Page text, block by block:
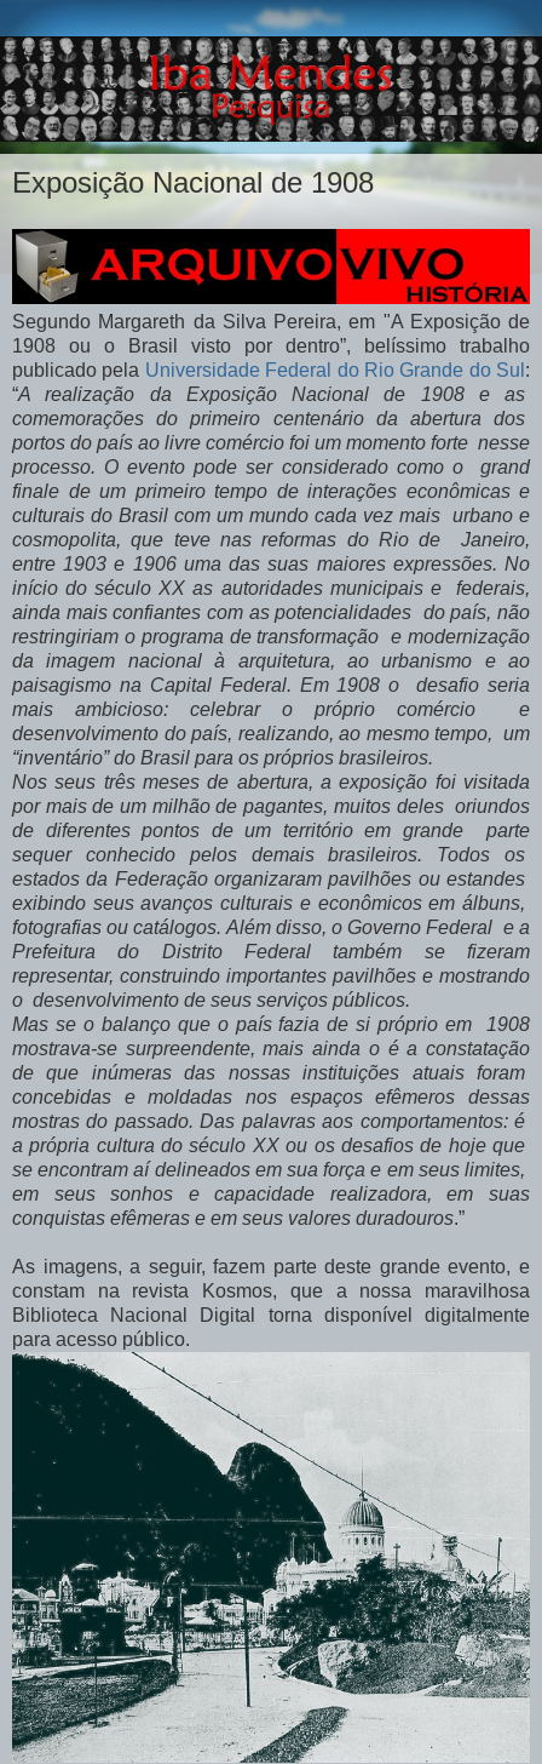
Exposição Nacional de 1908
Segundo Margareth da Silva Pereira, em "A Exposição de
1908 ou o Brasil visto por dentro”, belíssimo trabalho
publicado pela Universidade Federal do Rio Grande do Sul :
“A realização da Exposição Nacional de 1908 e as
comemorações do primeiro centenário da abertura dos
portos do país ao livre comércio foi um momento forte nesse
processo. O evento pode ser considerado como o grand
finale de um primeiro tempo de interações econômicas e
culturais do Brasil com um mundo cada vez mais urbano e
cosmopolita, que teve nas reformas do Rio de Janeiro,
entre 1903 e 1906 uma das suas maiores expressões. No
início do século XX as autoridades municipais e federais,
ainda mais confiantes com as potencialidades do país, não
restringiriam o programa de transformação e modernização
da imagem nacional à arquitetura, ao urbanismo e ao
paisagismo na Capital Federal. Em 1908 o desafio seria
mais ambicioso: celebrar o próprio comércio e
desenvolvimento do país, realizando, ao mesmo tempo, um
“inventário” do Brasil para os próprios brasileiros.
Nos seus três meses de abertura, a exposição foi visitada
por mais de um milhão de pagantes, muitos deles oriundos
de diferentes pontos de um território em grande parte
sequer conhecido pelos demais brasileiros. Todos os
estados da Federação organizaram pavilhões ou estandes
exibindo seus avanços culturais e econômicos em álbuns,
fotografias ou catálogos. Além disso, o Governo Federal e a
Prefeitura do Distrito Federal também se fizeram
representar, construindo importantes pavilhões e mostrando
o desenvolvimento de seus serviços públicos.
Mas se o balanço que o país fazia de si próprio em 1908
mostrava-se surpreendente, mais ainda o é a constatação
de que inúmeras das nossas instituições atuais foram
concebidas e moldadas nos espaços efêmeros dessas
mostras do passado. Das palavras aos comportamentos: é
a própria cultura do século XX ou os desafios de hoje que
se encontram aí delineados em sua força e em seus limites,
em seus sonhos e capacidade realizadora, em suas
conquistas efêmeras e em seus valores duradouros.”
As imagens, a seguir, fazem parte deste grande evento, e
constam na revista Kosmos, que a nossa maravilhosa
Biblioteca Nacional Digital torna disponível digitalmente
para acesso público.